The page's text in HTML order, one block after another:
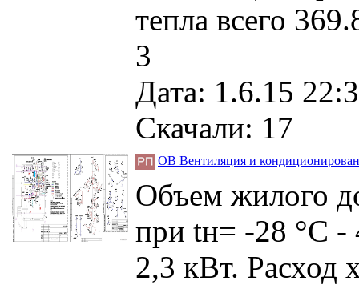
тепла всего
3
Дата: 1.6.15
Скачали: 17
ОВ Вентиляция и
Объем жилого
при tн= -28 °C -
2,3 кВт. Расход